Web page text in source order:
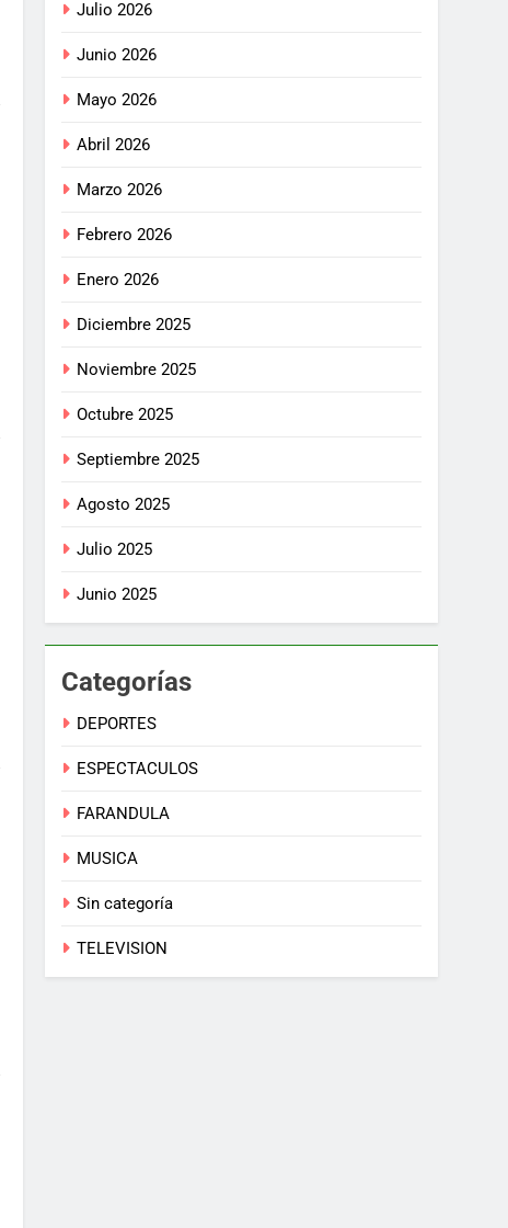
Julio 2026
Junio 2026
Mayo 2026
Abril 2026
Marzo 2026
Febrero 2026
Enero 2026
Diciembre 2025
Noviembre 2025
Octubre 2025
Septiembre 2025
Agosto 2025
Julio 2025
Junio 2025
Categorías
DEPORTES
ESPECTACULOS
FARANDULA
MUSICA
Sin categoría
TELEVISION